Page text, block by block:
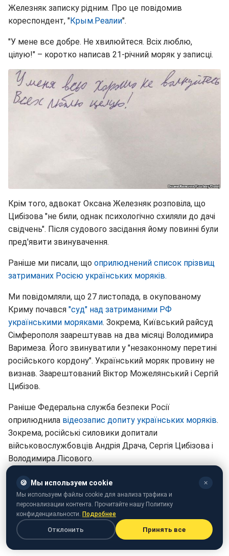
Железняк записку рідним. Про це повідомив
кореспондент, "Крым.Реалии".
"У мене все добре. Не хвилюйтеся. Всіх люблю,
цілую!" – коротко написав 21-річний моряк у записці.
Крім того, адвокат Оксана Железняк розповіла, що
Цибізова "не били, однак психологічно схиляли до дачі
свідчень". Після судового засідання йому повинні були
пред'явити звинувачення.
Раніше ми писали, що оприлюднений список прізвищ
затриманих Росією українських моряків.
Ми повідомляли, що 27 листопада, в окупованому
Криму почався "суд" над затриманими РФ
українськими моряками. Зокрема, Київський райсуд
Сімферополя заарештував на два місяці Володимира
Варимеза. Його звинуватили у "незаконному перетині
російського кордону". Український моряк провину не
визнав. Заарештований Віктор Можелянський і Сергій
Цибізов.
Раніше Федеральна служба безпеки Росії
оприлюднила відеозапис допиту українських моряків.
Зокрема, російські силовики допитали
військовослужбовців Андрія Драча, Сергія Цибізова і
Володимира Лісового.
🍪 Мы используем cookie ✕
Мы используем файлы cookie для анализа трафика и
персонализации контента. Прочитайте нашу Политику
конфиденциальности. Подробнее
Отклонить Принять все